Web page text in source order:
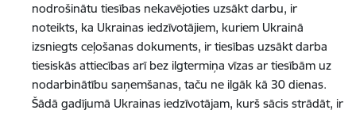
nodrošinātu tiesības nekavējoties uzsākt darbu, ir
noteikts, ka Ukrainas iedzīvotājiem, kuriem Ukrainā
izsniegts ceļošanas dokuments, ir tiesības uzsākt darba
tiesiskās attiecības arī bez ilgtermiņa vīzas ar tiesībām uz
nodarbinātību saņemšanas, taču ne ilgāk kā 30 dienas.
Šādā gadījumā Ukrainas iedzīvotājam, kurš sācis strādāt, ir